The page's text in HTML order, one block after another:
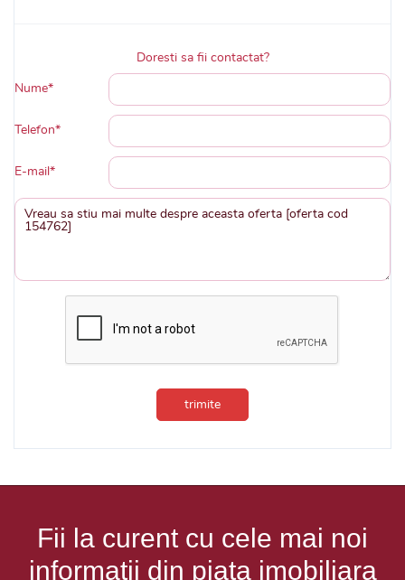
Doresti sa fii contactat?
Nume*
Telefon*
E-mail*
trimite
Fii la curent cu cele mai noi
informatii din piata imobiliara